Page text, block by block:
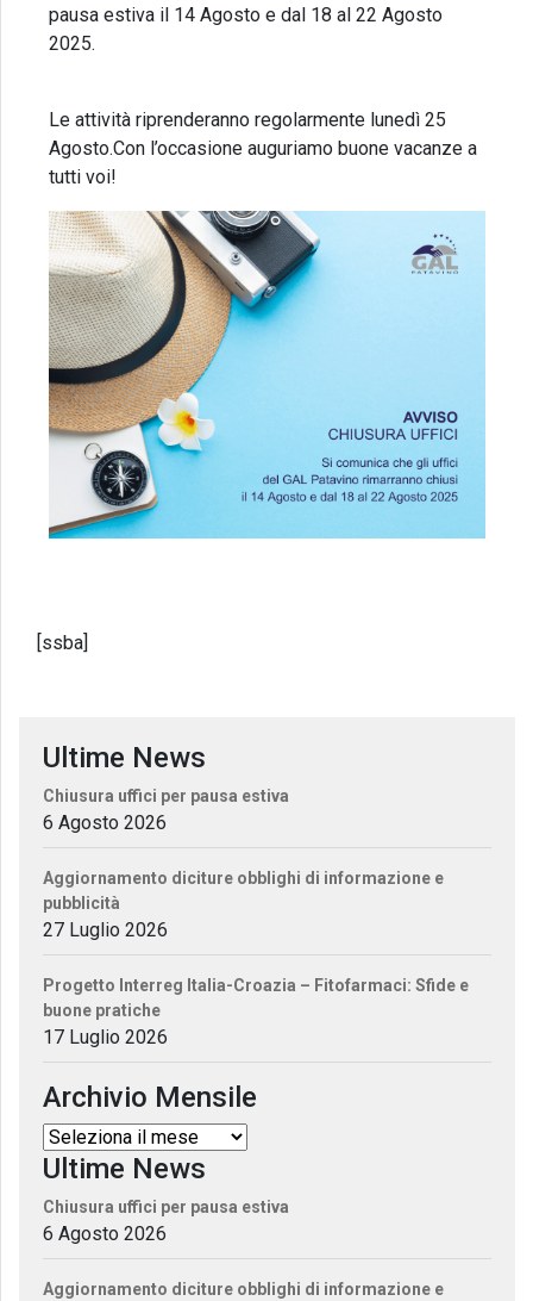
pausa estiva il 14 Agosto e dal 18 al 22 Agosto
2025.
Le attività riprenderanno regolarmente lunedì 25
Agosto.Con l’occasione auguriamo buone vacanze a
tutti voi!
[ssba]
Ultime News
Chiusura uffici per pausa estiva
6 Agosto 2026
Aggiornamento diciture obblighi di informazione e
pubblicità
27 Luglio 2026
Progetto Interreg Italia-Croazia – Fitofarmaci: Sfide e
buone pratiche
17 Luglio 2026
Archivio Mensile
Ultime News
Chiusura uffici per pausa estiva
6 Agosto 2026
Aggiornamento diciture obblighi di informazione e